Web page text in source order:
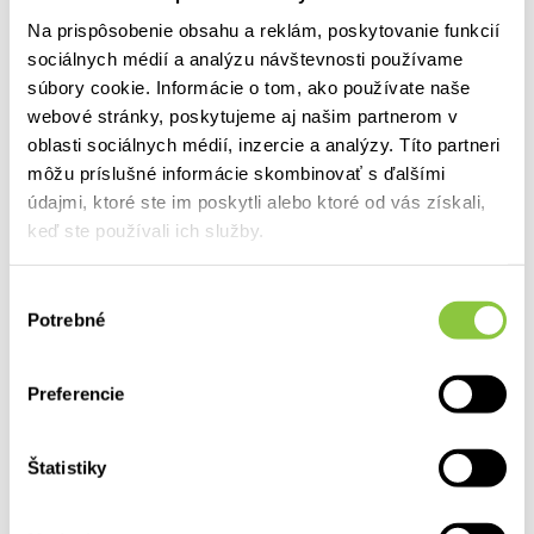
Na prispôsobenie obsahu a reklám, poskytovanie funkcií
sociálnych médií a analýzu návštevnosti používame
súbory cookie. Informácie o tom, ako používate naše
webové stránky, poskytujeme aj našim partnerom v
oblasti sociálnych médií, inzercie a analýzy. Títo partneri
môžu príslušné informácie skombinovať s ďalšími
údajmi, ktoré ste im poskytli alebo ktoré od vás získali,
keď ste používali ich služby.
súhlasu
Potrebné
Preferencie
Štatistiky
Viac informácií
Chýbajúci liek možno kúpiť v
zahraničí. Iba za plnú cenu
02.03.13
Nedostatok niektorých liekov pre pacientov so srdcovými a